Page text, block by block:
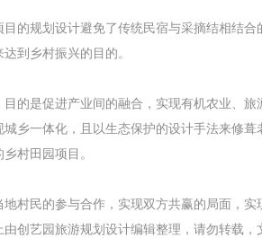
的规划设计避免了传统民宿与采摘结相结
到乡村振兴的目的。
的是促进产业间的融合，实现有机农业、
乡一体化，且以生态保护的设计手法来修
村田园项目。
村民的参与合作，实现双方共赢的局面，
创艺园旅游规划设计编辑整理，请勿转载